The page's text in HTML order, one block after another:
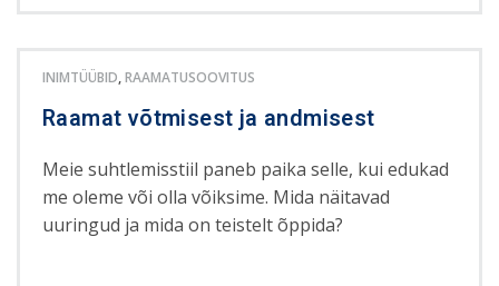
INIMTÜÜBID,RAAMATUSOOVITUS
Raamat võtmisest ja andmisest
Meie suhtlemisstiil paneb paika selle, kui edukad
me oleme või olla võiksime. Mida näitavad
uuringud ja mida on teistelt õppida?